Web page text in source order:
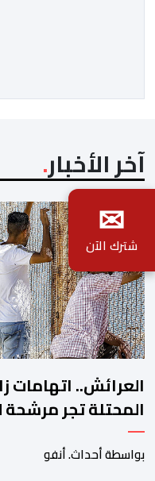
[…]
آخر الأخبار
العرائش.. اتهامات
المحتلة تجر مرشحة
القضاء
بواسطة أحداث. أنفو
✉
شترك الآن